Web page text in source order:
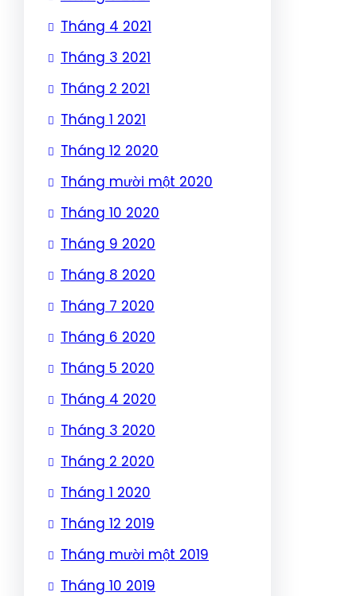
Tháng 4 2021
Tháng 3 2021
Tháng 2 2021
Tháng 1 2021
Tháng 12 2020
Tháng mười một 2020
Tháng 10 2020
Tháng 9 2020
Tháng 8 2020
Tháng 7 2020
Tháng 6 2020
Tháng 5 2020
Tháng 4 2020
Tháng 3 2020
Tháng 2 2020
Tháng 1 2020
Tháng 12 2019
Tháng mười một 2019
Tháng 10 2019